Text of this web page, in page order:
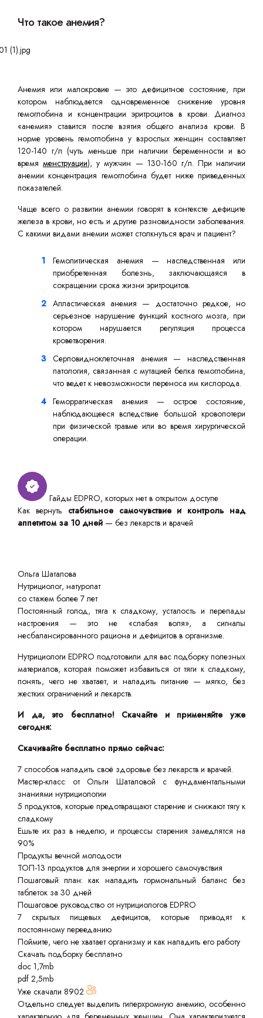
Что такое анемия?
Анемия или малокровие — это дефицитное состояние, при
котором наблюдается одновременное снижение уровня
гемоглобина и концентрации эритроцитов в крови. Диагноз
«анемия» ставится после взятия общего анализа крови. В
норме уровень гемоглобина у взрослых женщин составляет
120-140 г/л (чуть меньше при наличии беременности и во
времяменструации), у мужчин — 130-160 г/л. При наличии
анемии концентрация гемоглобина будет ниже приведенных
показателей.
Чаще всего о развитии анемии говорят в контексте дефиците
железа в крови, но есть и другие разновидности заболевания.
С какими видами анемии может столкнуться врач и пациент?
Гемолитическая анемия — наследственная или
приобретенная болезнь, заключающаяся в
сокращении срока жизни эритроцитов.
Апластическая анемия — достаточно редкое, но
серьезное нарушение функций костного мозга, при
котором нарушается регуляция процесса
кроветворения.
Серповидноклеточная анемия — наследственная
патология, связанная с мутацией белка гемоглобина,
что ведет к невозможности переноса им кислорода.
Геморрагическая анемия — острое состояние,
наблюдающееся вследствие большой кровопотери
при физической травме или во время хирургической
операции.
Гайды EDPRO, которых нет в открытом доступе
Как вернуть стабильное самочувствие и контроль над
аппетитом за 10 дней — без лекарств и врачей
Ольга Шаталова
Нутрициолог, натуропат
со стажем более 7 лет
Постоянный голод, тяга к сладкому, усталость и перепады
настроения — это не «слабая воля», а сигналы
несбалансированного рациона и дефицитов в организме.
Нутрициологи EDPRO подготовили для вас подборку полезных
материалов, которая поможет избавиться от тяги к сладкому,
понять, чего не хватает, и наладить питание — мягко, без
жестких ограничений и лекарств.
И да, это бесплатно! Скачайте и применяйте уже
сегодня:
Скачивайте бесплатно прямо сейчас:
7 способов наладить своё здоровье без лекарств и врачей.
Мастер-класс от Ольги Шаталовой с фундаментальными
знаниями нутрициологии
5 продуктов, которые предотвращают старение и снижают тягу к
сладкому
Ешьте их раз в неделю, и процессы старения замедлятся на
90%
Продукты вечной молодости
ТОП-13 продуктов для энергии и хорошего самочувствия
Пошаговый план: как наладить гормональный баланс без
таблеток за 30 дней
Пошаговое руководство от нутрициологов EDPRO
7 скрытых пищевых дефицитов, которые приводят к
постоянному перееданию
Поймите, чего не хватает организму и как наладить его работу
Скачать подборку бесплатно
doc 1,7mb
pdf 2,5mb
Уже скачали 8902
Отдельно следует выделить гиперхромную анемию, особенно